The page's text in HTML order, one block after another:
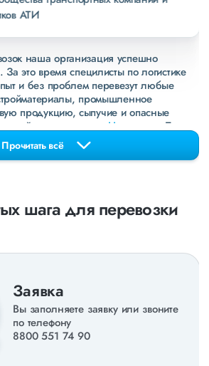
АТИ
наша организация успешно
За это время специлисты по логистике
и без проблем перевезут любые
промышленное
продукцию, сыпучие и опасные
зайдите в раздел
«Наш опыт»
. Там
которые обновляются несколько
мы запустили новые
ЛНР. Предоставляем все стандартные
клиентом закреплен менеджер,
статусе вашего груза. Чтобы
предложение заполните форму на
Прочитать всё
шага для перевозки
Заявка
Вы заполняете заявку или звоните
по телефону
8800 551 74 90